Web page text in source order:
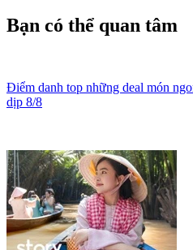
Bạn có thể quan tâm
Điểm danh top những deal món
dịp 8/8